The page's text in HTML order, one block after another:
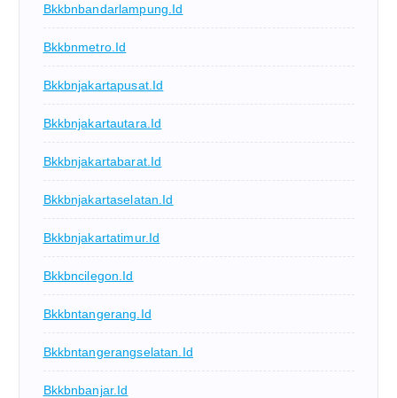
Bkkbnbandarlampung.id
Bkkbnmetro.id
Bkkbnjakartapusat.id
Bkkbnjakartautara.id
Bkkbnjakartabarat.id
Bkkbnjakartaselatan.id
Bkkbnjakartatimur.id
Bkkbncilegon.id
Bkkbntangerang.id
Bkkbntangerangselatan.id
Bkkbnbanjar.id